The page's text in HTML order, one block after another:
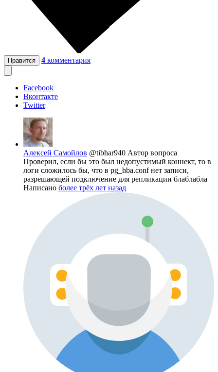
Нравится 4 комментария
Facebook
Вконтакте
Twitter
Алексей Самойлов @tibhar940 Автор вопроса
Проверил, если бы это был недопустимый коннект, то в
логи сложилось бы, что в pg_hba.conf нет записи,
разрешающей подключение для репликации блаблабла
Написано более трёх лет назад